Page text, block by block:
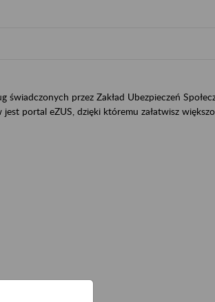
przez Zakład Ubezpieczeń
portal eZUS, dzięki któremu załatwisz